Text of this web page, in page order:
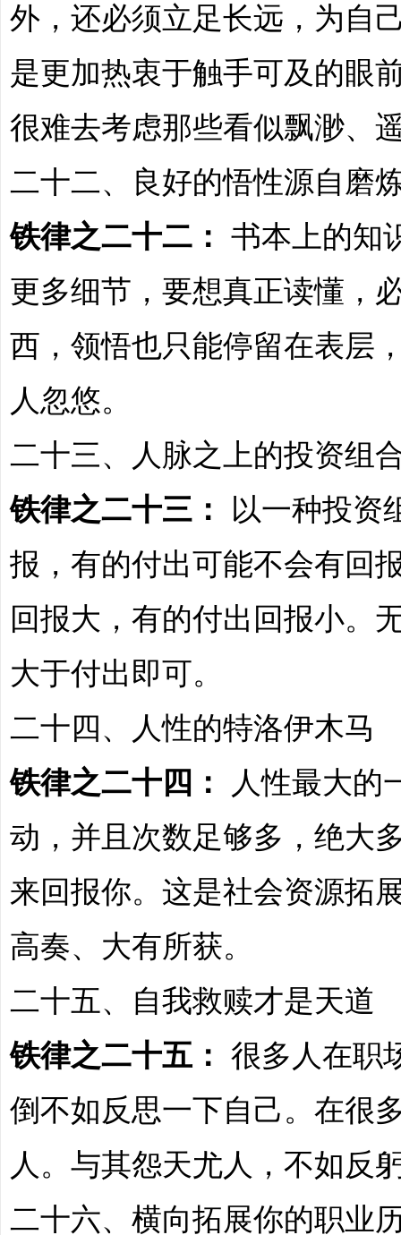
外，还必须立足长远，为自
是更加热衷于触手可及的眼
很难去考虑那些看似飘渺、
二十二、良好的悟性源自磨
铁律之二十二： 书本上的知
更多细节，要想真正读懂，
西，领悟也只能停留在表层
人忽悠。
二十三、人脉之上的投资组
铁律之二十三：
以一种投资
报，有的付出可能不会有回
回报大，有的付出回报小。
大于付出即可。
二十四、人性的特洛伊木马
铁律之二十四：
人性最大的
动，并且次数足够多，绝大
来回报你。这是社会资源拓
高奏、大有所获。
二十五、自我救赎才是天道
铁律之二十五： 很多人在职
倒不如反思一下自己。在很
人。与其怨天尤人，不如反
二十六、横向拓展你的职业